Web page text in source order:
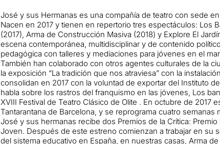
José y sus Hermanas es una compañía de teatro con sede
Nacen en 2017 y tienen en repertorio tres espectáculos: Los
(2017), Arma de Construcción Masiva (2018) y Explore El
escena contemporánea, multidisciplinar y de contenido
pedagógica con talleres y mediaciones para jóvenes en el
También han colaborado con otros agentes culturales de la
la exposición “La tradición que nos atraviesa” con la
consolidan en 2017 con la voluntad de exportar del Instituto
habla sobre los rastros del franquismo en las jóvenes, Los
XVIII Festival de Teatro Clásico de Olite . En octubre de 2017
Tantarantana de Barcelona, ​​y se reprograma cuatro
José y sus hermanas recibe dos Premios de la Crítica:
Joven. Después de este estreno comienzan a trabajar en su
del sistema educativo en España, en nuestras casas, Arma